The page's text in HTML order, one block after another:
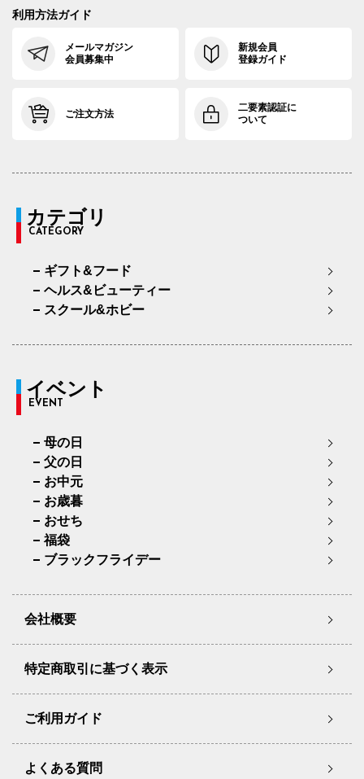
利用方法ガイド
メールマガジン
会員募集中
新規会員
登録ガイド
ご注文方法
二要素認証に
ついて
カテゴリ
CATEGORY
ギフト&フード
ヘルス&ビューティー
スクール&ホビー
イベント
EVENT
母の日
父の日
お中元
お歳暮
おせち
福袋
ブラックフライデー
会社概要
特定商取引に基づく表示
ご利用ガイド
よくある質問